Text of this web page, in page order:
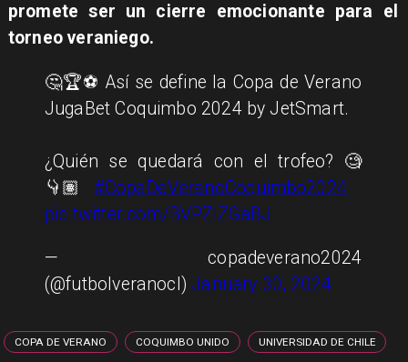
promete ser un cierre emocionante para el
torneo veraniego.
🤔🏆⚽️ Así se define la Copa de Verano
JugaBet Coquimbo 2024 by JetSmart.
¿Quién se quedará con el trofeo? 🧐
👇🏽#CopaDeVeranoCoquimbo2024
pic.twitter.com/BVPZIZGaBJ
— copadeverano2024
(@futbolveranocl) January 30, 2024
COPA DE VERANO COQUIMBO UNIDO UNIVERSIDAD DE CHILE